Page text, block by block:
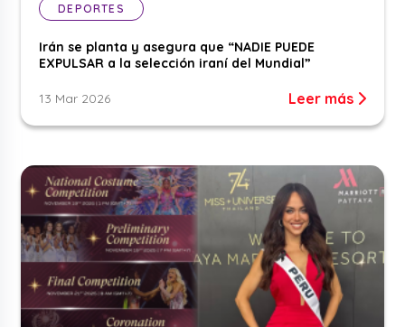
DEPORTES
Irán se planta y asegura que “NADIE PUEDE
EXPULSAR a la selección iraní del Mundial”
13 Mar 2026 Leer más